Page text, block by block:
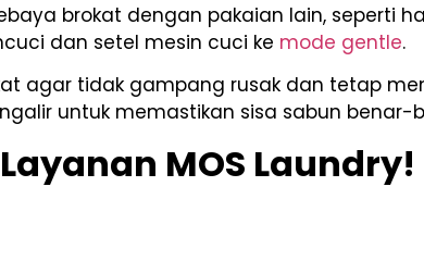
brokat dengan pakaian lain, seperti
dan setel mesin cuci ke mode gentle.
agar tidak gampang rusak dan tetap
untuk memastikan sisa sabun benar-
MOS Laundry!